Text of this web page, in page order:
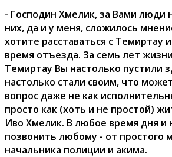
- Господин Хмелик, за Вами люди
них, да и у меня, сложилось
хотите расставаться с Темиртау
время отъезда. За семь лет
Темиртау Вы настолько пустили
настолько стали своим, что
вопрос даже не как
просто как (хоть и не простой)
Иво Хмелик. В любое время дня и
позвонить любому - от простого
начальника полиции и акима.